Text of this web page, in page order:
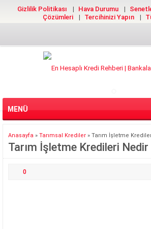
Gizlilik Politikası Hava Durumu
Çözümleri
Tercihinizi Yapın
MENÜ
Anasayfa » Tarımsal Krediler » Tarım İşletme
Tarım İşletme Kredileri Nedir
0